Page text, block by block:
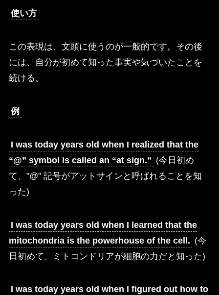
使い方
この表現は、文頭に使うのが一般的です。その後
には、自分が初めて知った事実や気づいたことを
続ける。
例
I was today years old when I realized that the
“@” symbol is called an “at sign.” (今日初め
て、”@” 記号がアットサインと呼ばれることを知
った)
I was today years old when I learned that the
mitochondria is the powerhouse of the cell. (今
日初めて、ミトコンドリアが細胞の力だと知った)
I was today years old when I figured out how to